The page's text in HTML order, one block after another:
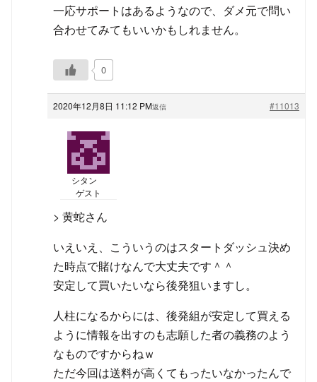
一応サポートはあるようなので、ダメ元で問い
合わせてみてもいいかもしれません。
0
2020年12月8日 11:12 PM #11013
返信
シタン
ゲスト
> 黄蛇さん
いえいえ、こういうのはスタートダッシュ決め
た時点で賭けなんで大丈夫です＾＾
安定して買いたいなら後発狙いますし。
人柱になるからには、後発組が安定して買える
ように情報を出すのも志願した者の義務のよう
なものですからねｗ
ただ今回は送料が高くてもったいなかったんで